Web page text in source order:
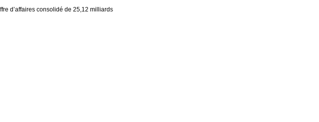
d’affaires consolidé de 25,12 milliards